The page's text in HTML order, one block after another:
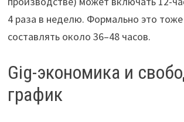
4 раза в неделю. Формально это
составлять около 36–48 часов.
Gig-экономика и
график